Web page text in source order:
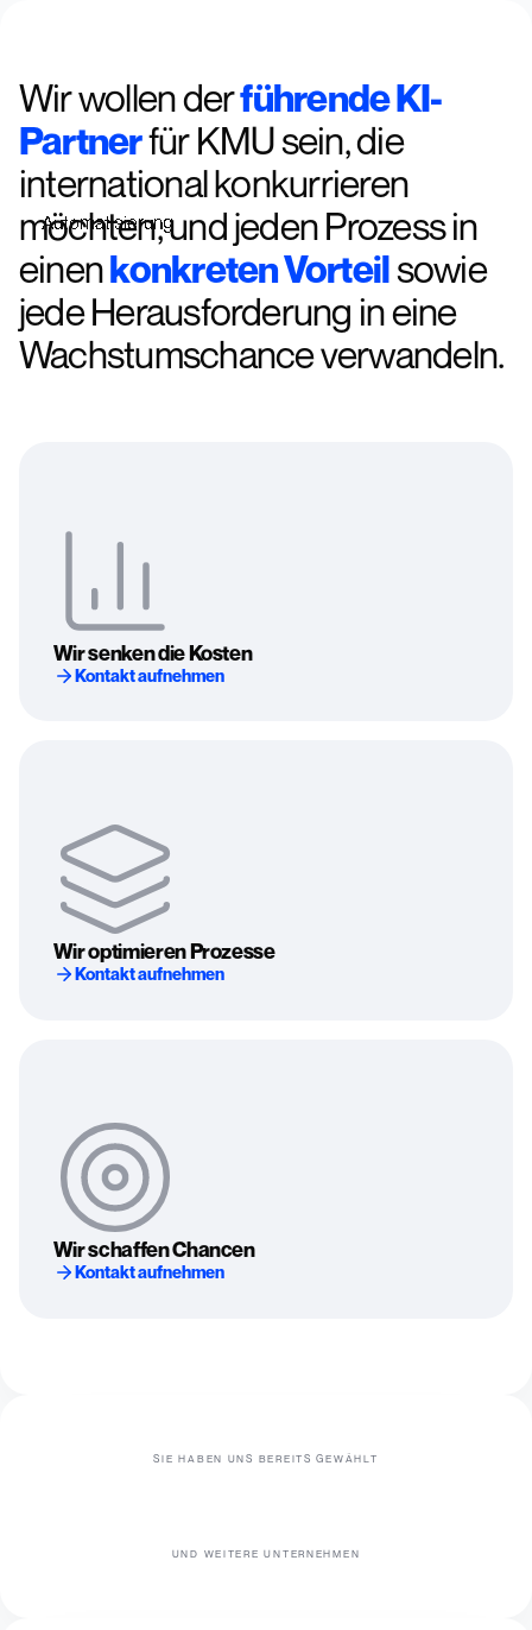
Automatisierung
Wir wollen derführende KI-
Partnerfür KMU sein, die
international konkurrieren
möchten, und jeden Prozess in
einenkonkreten Vorteilsowie
jede Herausforderung in eine
Wachstumschance verwandeln.
Wir senken die Kosten
Kontakt aufnehmen
Wir optimieren Prozesse
Kontakt aufnehmen
Wir schaffen Chancen
Kontakt aufnehmen
SIE HABEN UNS BEREITS GEWÄHLT
UND WEITERE UNTERNEHMEN